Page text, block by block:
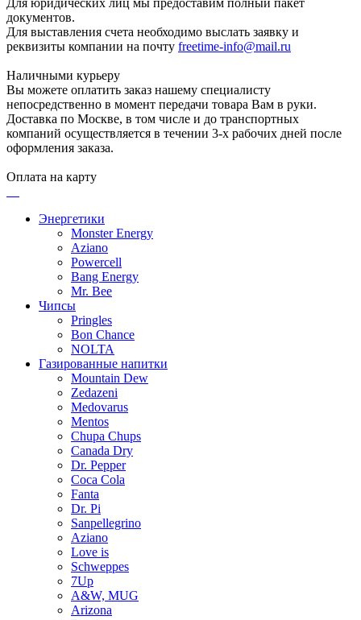
документов.
Для выставления счета необходимо выслать заявку и
реквизиты компании на почту freetime-info@mail.ru
Наличными курьеру
Вы можете оплатить заказ нашему специалисту
непосредственно в момент передачи товара Вам в руки.
Доставка по Москве, в том числе и до транспортных
компаний осуществляется в течении 3-х рабочих дней после
оформления заказа.
Оплата на карту
Энергетики
Monster Energy
Aziano
Powercell
Bang Energy
Mr. Bee
Чипсы
Pringles
Bon Chance
NOLTA
Газированные напитки
Mountain Dew
Zedazeni
Medovarus
Mentos
Chupa Chups
Canada Dry
Dr. Pepper
Coca Cola
Fanta
Dr. Pi
Sanpellegrino
Aziano
Love is
Schweppes
7Up
A&W, MUG
Arizona